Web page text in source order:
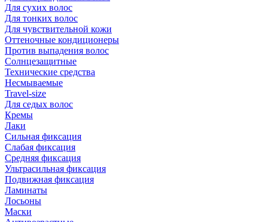
Для сухих волос
Для тонких волос
Для чувствительной кожи
Оттеночные кондиционеры
Против выпадения волос
Солнцезащитные
Технические средства
Несмываемые
Travel-size
Для седых волос
Кремы
Лаки
Сильная фиксация
Слабая фиксация
Средняя фиксация
Ультрасильная фиксация
Подвижная фиксация
Ламинаты
Лосьоны
Маски